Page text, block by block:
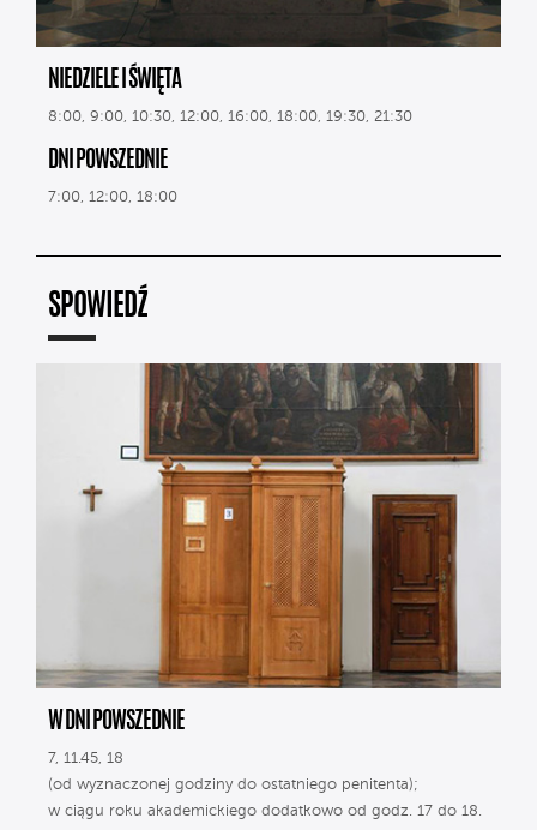
NIEDZIELE I ŚWIĘTA
8:00, 9:00, 10:30, 12:00, 16:00, 18:00, 19:30, 21:30
DNI POWSZEDNIE
7:00, 12:00, 18:00
SPOWIEDŹ
W DNI POWSZEDNIE
7, 11.45, 18
(od wyznaczonej godziny do ostatniego penitenta);
w ciągu roku akademickiego dodatkowo od godz. 17 do 18.